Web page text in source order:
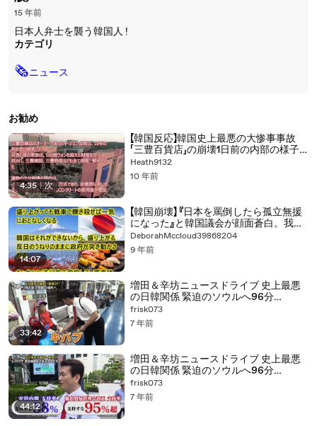
15 年前
日本人弁士を襲う韓国人 !
カテゴリ
🗞ニュース
お勧め
4:35 | 次
【韓国反応】韓国史上最悪の大惨事事故
「三豊百貨店」の崩壊1日前の内部の様子
【桜ちゃんねる】
Heath9132
10 年前
14:07
【韓国崩壊】 『日本を罵倒したら孤立無援
になった』と韓国議会が顔面蒼白。我々
は日本について全く無知だった 韓国の
これから
DeborahMccloud39868204
9 年前
33:42
増田＆辛坊ニュースドライブ 史上最悪
の日韓関係 緊迫のソウルへ96分
SP（2/2）
frisk073
7 年前
44:12
増田＆辛坊ニュースドライブ 史上最悪
の日韓関係 緊迫のソウルへ96分
SP（1/2）
frisk073
7 年前